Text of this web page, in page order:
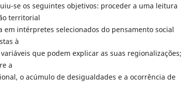
se os seguintes objetivos: proceder a uma leitura
territorial
em intérpretes selecionados do pensamento social
à
que podem explicar as suas regionalizações;
a
o acúmulo de desigualdades e a ocorrência de